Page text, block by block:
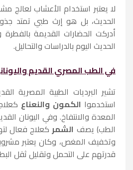
لا يعتبر استخدام الأعشاب لعالج
الحديث، بل هو إرث طبي تمتد
أدركت الحضارات القديمة بالفطرة
الحديث اليوم بالدراسات والتحاليل.
في الطب المصري القديم
تشير البرديات الطبية المصرية
استخدموا الكمون والنعناع
المعدة والانتفاخ. وفي اليونان
الطب) يصف الشمر كعلاج فعال
وتخفيف المغص، وكان يعتبر
قدرتهم على التحمل وتقليل ثقل